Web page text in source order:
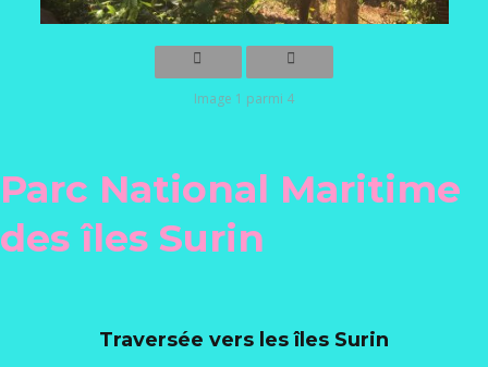
Image 1 parmi 4
Parc National Maritime
des îles Surin
Traversée vers les îles Surin